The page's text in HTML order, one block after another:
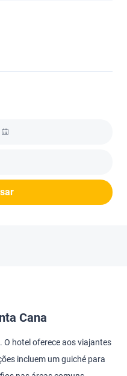
Cana
hotel oferece aos viajantes
incluem um guiché para